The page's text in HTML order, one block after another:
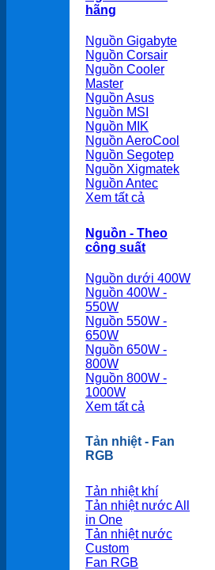
hãng
Nguồn Gigabyte
Nguồn Corsair
Nguồn Cooler
Master
Nguồn Asus
Nguồn MSI
Nguồn MIK
Nguồn AeroCool
Nguồn Segotep
Nguồn Xigmatek
Nguồn Antec
Xem tất cả
Nguồn - Theo
công suất
Nguồn dưới 400W
Nguồn 400W -
550W
Nguồn 550W -
650W
Nguồn 650W -
800W
Nguồn 800W -
1000W
Xem tất cả
Tản nhiệt - Fan
RGB
Tản nhiệt khí
Tản nhiệt nước All
in One
Tản nhiệt nước
Custom
Fan RGB